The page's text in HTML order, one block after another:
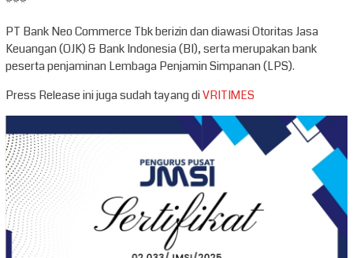
PT Bank Neo Commerce Tbk berizin dan diawasi Otoritas Jasa
Keuangan (OJK) & Bank Indonesia (BI), serta merupakan bank
peserta penjaminan Lembaga Penjamin Simpanan (LPS).
Press Release ini juga sudah tayang diVRITIMES